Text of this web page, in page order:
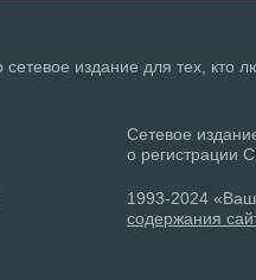
сетевое издание для тех, кто
Сетевое
о регистрации
1993-2024
содержания